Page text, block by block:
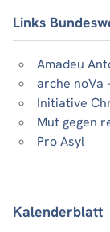
Links
Amadeu
arche noVa
Initiative
Mut gegen
Pro Asyl
Kalenderblatt